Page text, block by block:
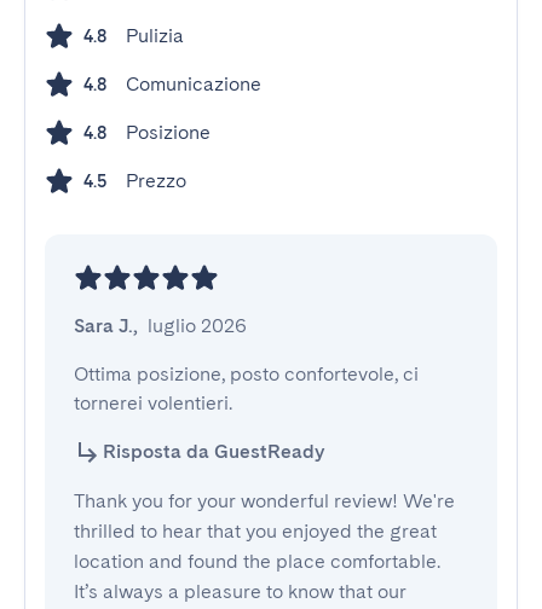
4.8 Pulizia
4.8 Comunicazione
4.8 Posizione
4.5 Prezzo
Sara J., luglio 2026
Ottima posizione, posto confortevole, ci
tornerei volentieri.
Risposta da GuestReady
Thank you for your wonderful review! We're
thrilled to hear that you enjoyed the great
location and found the place comfortable.
It’s always a pleasure to know that our